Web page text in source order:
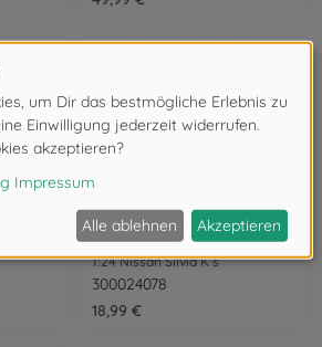
Auto Modellbau 1:24
1:24 Nissan Silvia K´s
300024078
18,99 €